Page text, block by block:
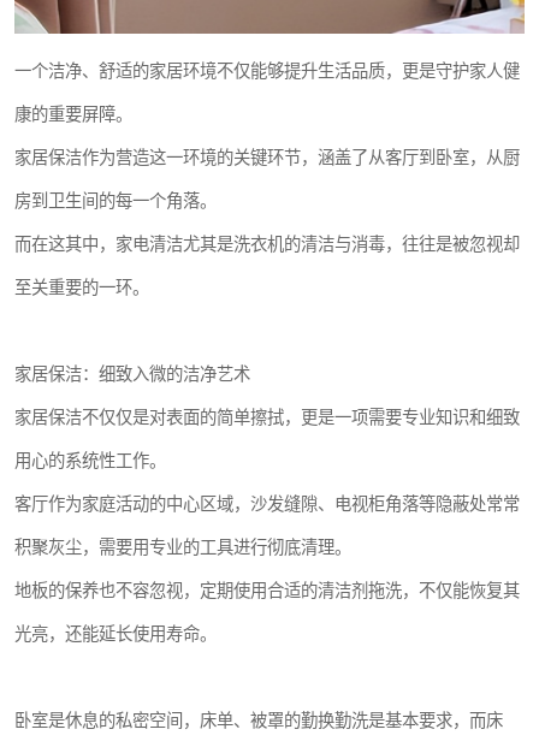
一个洁净、舒适的家居环境不仅能够提升生活品质，更是守护家人健
康的重要屏障。
家居保洁作为营造这一环境的关键环节，涵盖了从客厅到卧室，从厨
房到卫生间的每一个角落。
而在这其中，家电清洁尤其是洗衣机的清洁与消毒，往往是被忽视却
至关重要的一环。
家居保洁：细致入微的洁净艺术
家居保洁不仅仅是对表面的简单擦拭，更是一项需要专业知识和细致
用心的系统性工作。
客厅作为家庭活动的中心区域，沙发缝隙、电视柜角落等隐蔽处常常
积聚灰尘，需要用专业的工具进行彻底清理。
地板的保养也不容忽视，定期使用合适的清洁剂拖洗，不仅能恢复其
光亮，还能延长使用寿命。
卧室是休息的私密空间，床单、被罩的勤换勤洗是基本要求，而床